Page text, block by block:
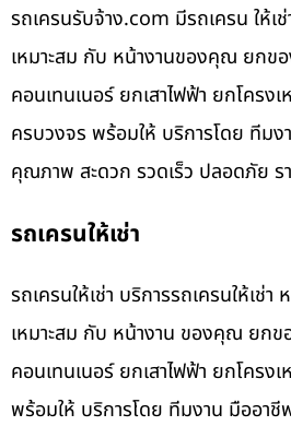
รถเครนรับจ้าง.com มีรถเครน ให้เ
เหมาะสม กับ หน้างานของคุณ ยกข
คอนเทนเนอร์ ยกเสาไฟฟ้า ยกโคร
ครบวงจร พร้อมให้ บริการโดย ทีม
คุณภาพ สะดวก รวดเร็ว ปลอดภัย ร
รถเครนให้เช่า
รถเครนให้เช่า บริการรถเครนให้เช่
เหมาะสม กับ หน้างาน ของคุณ ยก
คอนเทนเนอร์ ยกเสาไฟฟ้า ยกโครง
พร้อมให้ บริการโดย ทีมงาน มืออา